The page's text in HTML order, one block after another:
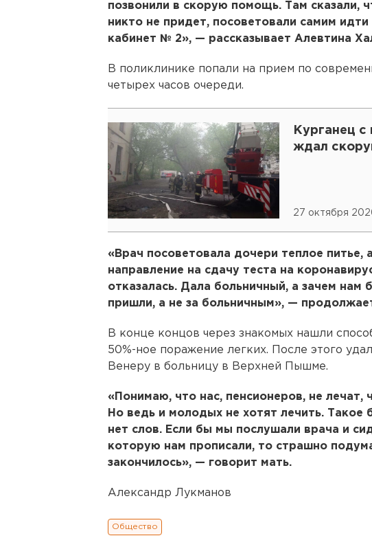
позвонили в скорую помощь. Там сказали,
никто не придет, посоветовали самим
кабинет № 2», — рассказывает Алевтина
В поликлинике попали на прием по
четырех часов очереди.
Курганец
ждал
27 октября
«Врач посоветовала дочери теплое питье,
направление на сдачу теста на
отказалась. Дала больничный, а зачем нам
пришли, а не за больничным», —
В конце концов через знакомых нашли
50%-ное поражение легких. После этого
Венеру в больницу в Верхней Пышме.
«Понимаю, что нас, пенсионеров, не
Но ведь и молодых не хотят лечить. Такое
нет слов. Если бы мы послушали врача и
которую нам прописали, то страшно
закончилось», — говорит мать.
Александр Лукманов
Общество